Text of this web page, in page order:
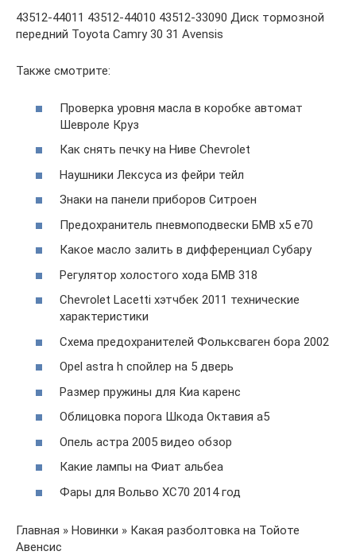
43512-44011 43512-44010 43512-33090 Диск тормозной
передний Toyota Camry 30 31 Avensis
Также смотрите:
Проверка уровня масла в коробке автомат
Шевроле Круз
Как снять печку на Ниве Chevrolet
Наушники Лексуса из фейри тейл
Знаки на панели приборов Ситроен
Предохранитель пневмоподвески БМВ х5 е70
Какое масло залить в дифференциал Субару
Регулятор холостого хода БМВ 318
Chevrolet Lacetti хэтчбек 2011 технические
характеристики
Схема предохранителей Фольксваген бора 2002
Opel astra h спойлер на 5 дверь
Размер пружины для Киа каренс
Облицовка порога Шкода Октавия а5
Опель астра 2005 видео обзор
Какие лампы на Фиат альбеа
Фары для Вольво XC70 2014 год
Главная » Новинки » Какая разболтовка на Тойоте
Авенсис